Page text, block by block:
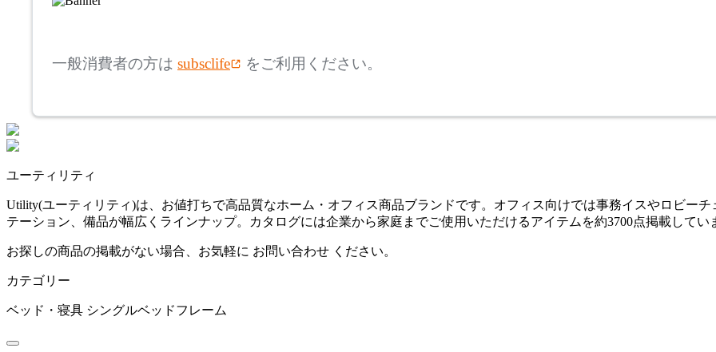
ファニチャー
ニホンベッド
NOWHERE LIKE HOME
ノーウェアライクホーム
~
mm
一般消費者の方は subsclife をご利用ください。
ユーティリティ
Utility(ユーティリティ)は、お値打ちで高品質なホーム・オフィス商品ブランドです。オフィス向けでは事務イスやロビー
テーション、備品が幅広くラインナップ。カタログには企業から家庭までご使用いただけるアイテムを約3700点掲載してい
お探しの商品の掲載がない場合、お気軽に お問い合わせ ください。
カテゴリー
ベッド・寝具 シングルベッドフレーム